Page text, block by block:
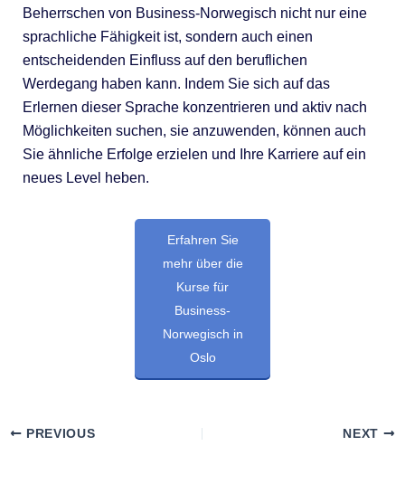
Beherrschen von Business-Norwegisch nicht nur eine
sprachliche Fähigkeit ist, sondern auch einen
entscheidenden Einfluss auf den beruflichen
Werdegang haben kann. Indem Sie sich auf das
Erlernen dieser Sprache konzentrieren und aktiv nach
Möglichkeiten suchen, sie anzuwenden, können auch
Sie ähnliche Erfolge erzielen und Ihre Karriere auf ein
neues Level heben.
Erfahren Sie
mehr über die
Kurse für
Business-
Norwegisch in
Oslo
PREVIOUS NEXT